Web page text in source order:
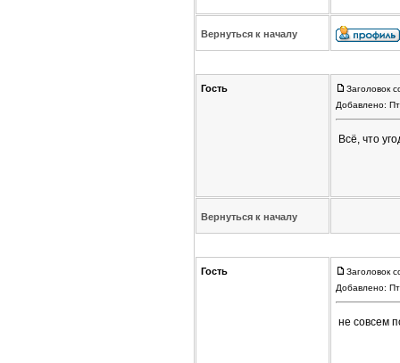
Вернуться к началу
Гость
Заголовок
Добавлено:
Всё, что
Вернуться к началу
Гость
Заголовок
Добавлено:
не совсем